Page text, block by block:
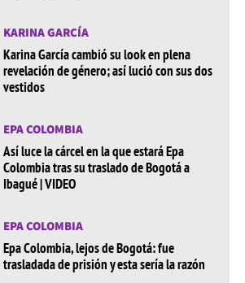
KARINA GARCÍA
Karina García cambió su look en plena
revelación de género; así lució con sus dos
vestidos
EPA COLOMBIA
Así luce la cárcel en la que estará Epa
Colombia tras su traslado de Bogotá a
Ibagué | VIDEO
EPA COLOMBIA
Epa Colombia, lejos de Bogotá: fue
trasladada de prisión y esta sería la razón